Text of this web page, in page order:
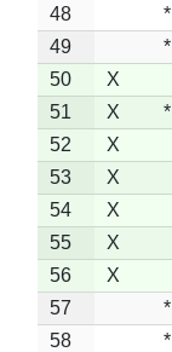
48
*
49
*
50
X
51
X *
52
X
53
X
54
X
55
X
56
X
57
*
58
*